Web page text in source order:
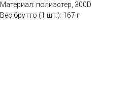
Материал: полиэстер, 300D
Вес брутто (1 шт.): 167 г